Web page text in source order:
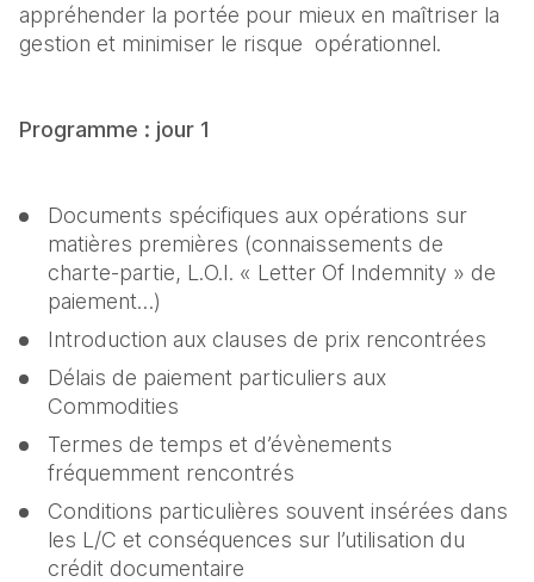
appréhender la portée pour mieux en maîtriser la
gestion et minimiser le risque  opérationnel.
Programme : jour 1
Documents spécifiques aux opérations sur
matières premières (connaissements de
charte-partie, L.O.I. « Letter Of Indemnity » de
paiement…)
Introduction aux clauses de prix rencontrées
Délais de paiement particuliers aux
Commodities
Termes de temps et d’évènements
fréquemment rencontrés
Conditions particulières souvent insérées dans
les L/C et conséquences sur l’utilisation du
crédit documentaire